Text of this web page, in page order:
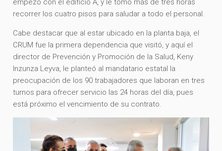
empezó con el edificio A, y le tomó más de tres horas
recorrer los cuatro pisos para saludar a todo el personal.
Cabe destacar que al estar ubicado en la planta baja, el
CRUM fue la primera dependencia que visitó, y aquí el
director de Prevención y Promoción de la Salud, Keny
Inzunza Leyva, le planteó al mandatario estatal la
preocupación de los 90 trabajadores que laboran en tres
turnos para ofrecer servicio las 24 horas del día, pues
está próximo el vencimiento de su contrato.